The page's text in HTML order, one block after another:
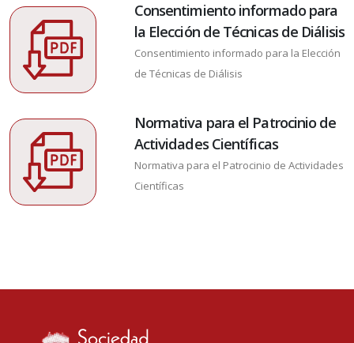
Consentimiento informado para
la Elección de Técnicas de Diálisis
Consentimiento informado para la Elección
de Técnicas de Diálisis
Normativa para el Patrocinio de
Actividades Científicas
Normativa para el Patrocinio de Actividades
Científicas